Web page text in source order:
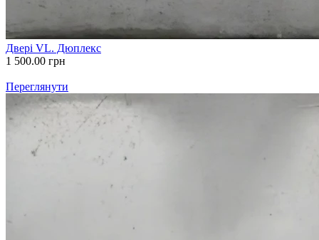
Двері VL. Дюплекс
1 500.00 грн
Переглянути